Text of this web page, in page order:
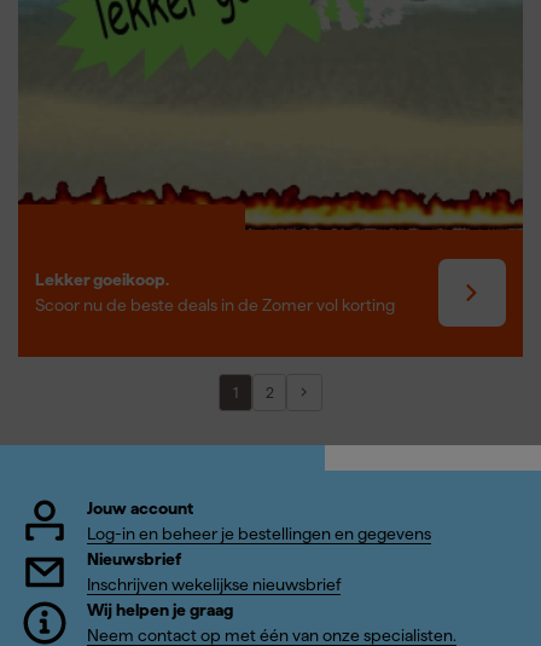
Lekker goeikoop.
Scoor nu de beste deals in de Zomer vol korting
1 2
Jouw account
Log-in en beheer je bestellingen en gegevens
Nieuwsbrief
Inschrijven wekelijkse nieuwsbrief
Wij helpen je graag
Neem contact op met één van onze specialisten.